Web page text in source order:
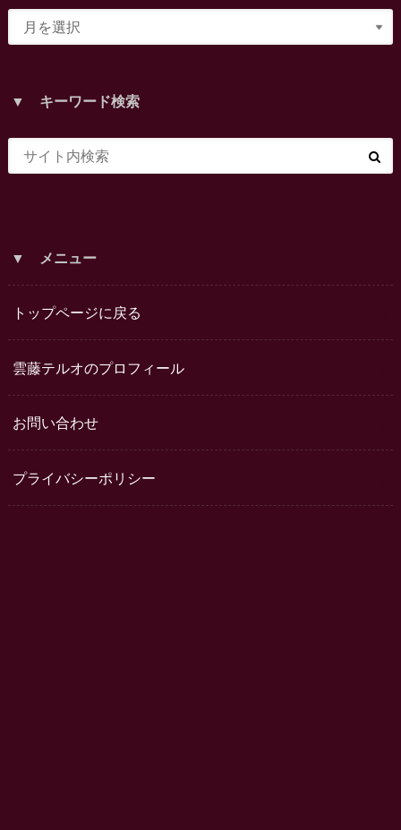
▼ キーワード検索
▼ メニュー
トップページに戻る
雲藤テルオのプロフィール
お問い合わせ
プライバシーポリシー